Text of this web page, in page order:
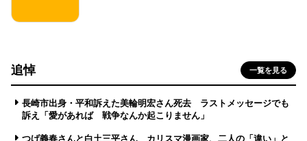
追悼 一覧を見る
長崎市出身・平和訴えた美輪明宏さん死去 ラストメッセージでも
訴え「愛があれば 戦争なんか起こりません」
つげ義春さんと白土三平さん カリスマ漫画家、二人の「違い」と